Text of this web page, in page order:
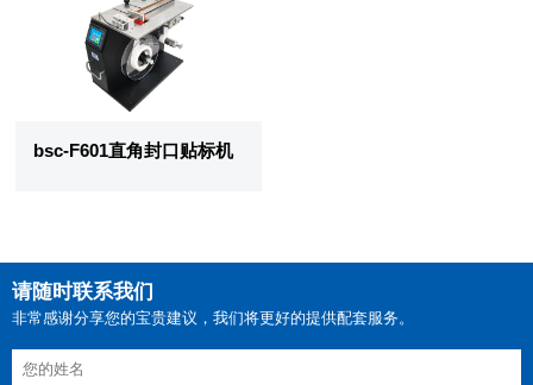
bsc-F601直角封口贴标机
请随时联系我们
非常感谢分享您的宝贵建议，我们将更好的提供配套服务。